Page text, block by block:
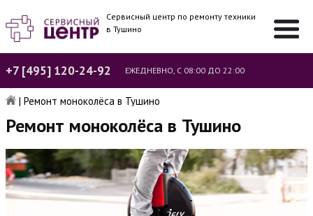
Сервисный центр по ремонту техники
в Тушино
+7 [495] 120-24-92 ЕЖЕДНЕВНО, С 08:00 ДО 22:00
| Ремонт моноколёса в Тушино
Ремонт моноколёса в Тушино